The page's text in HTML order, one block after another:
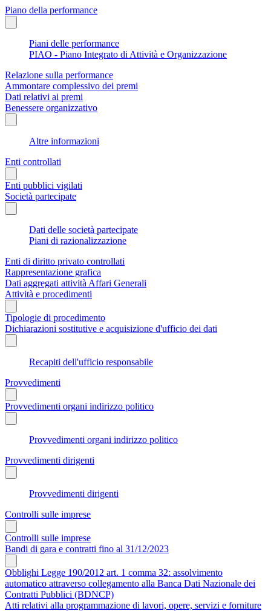
Piano della performance
Piani delle performance
PIAO - Piano Integrato di Attività e Organizzazione
Relazione sulla performance
Ammontare complessivo dei premi
Dati relativi ai premi
Benessere organizzativo
Altre informazioni
Enti controllati
Enti pubblici vigilati
Società partecipate
Dati delle società partecipate
Piani di razionalizzazione
Enti di diritto privato controllati
Rappresentazione grafica
Dati aggregati attività Affari Generali
Attività e procedimenti
Tipologie di procedimento
Dichiarazioni sostitutive e acquisizione d'ufficio dei dati
Recapiti dell'ufficio responsabile
Provvedimenti
Provvedimenti organi indirizzo politico
Provvedimenti organi indirizzo politico
Provvedimenti dirigenti
Provvedimenti dirigenti
Controlli sulle imprese
Controlli sulle imprese
Bandi di gara e contratti fino al 31/12/2023
Obblighi Legge 190/2012 art. 1 comma 32: assolvimento
automatico attraverso collegamento alla Banca Dati Nazionale dei
Contratti Pubblici (BDNCP)
Atti relativi alla programmazione di lavori, opere, servizi e forniture